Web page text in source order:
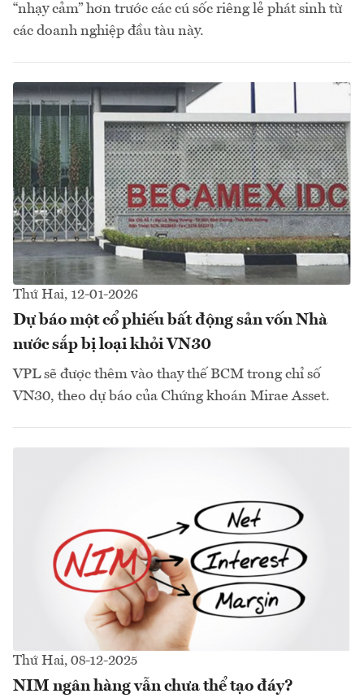
“nhạy cảm” hơn trước các cú sốc riêng lẻ phát sinh từ
các doanh nghiệp đầu tàu này.
Thứ Hai, 12-01-2026
Dự báo một cổ phiếu bất động sản vốn Nhà
nước sắp bị loại khỏi VN30
VPL sẽ được thêm vào thay thế BCM trong chỉ số
VN30, theo dự báo của Chứng khoán Mirae Asset.
Thứ Hai, 08-12-2025
NIM ngân hàng vẫn chưa thể tạo đáy?